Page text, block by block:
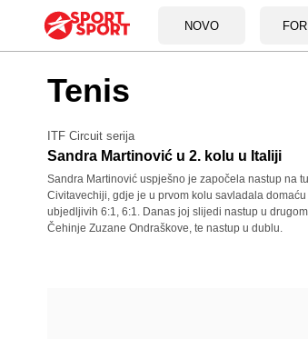
NOVO
Tenis
ITF Circuit serija
Sandra Martinović u 2. kolu u Italiji
Sandra Martinović uspješno je započela nastup na
Civitavechiji, gdje je u prvom kolu savladala
ubjedljivih 6:1, 6:1. Danas joj slijedi nastup u
Čehinje Zuzane Ondraškove, te nastup u dublu.